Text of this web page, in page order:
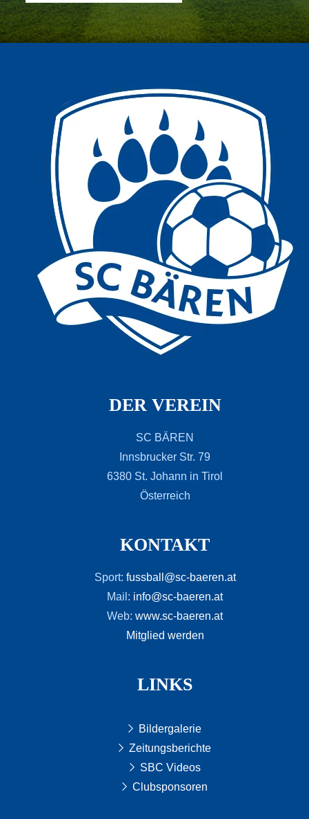
DER VEREIN
SC BÄREN
Innsbrucker Str. 79
6380 St. Johann in Tirol
Österreich
KONTAKT
Sport: fussball@sc-baeren.at
Mail: info@sc-baeren.at
Web: www.sc-baeren.at
Mitglied werden
LINKS
Bildergalerie
Zeitungsberichte
SBC Videos
Clubsponsoren